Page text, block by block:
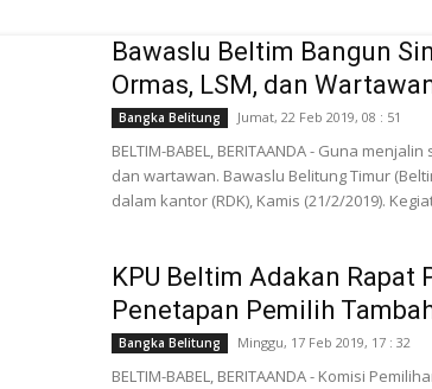
Bawaslu Beltim Bangun
Ormas, LSM, dan
Bangka Belitung Jumat, 22 Feb 2019, 08 : 51
BELTIM-BABEL, BERITAANDA - Guna
dan wartawan. Bawaslu Belitung Timur
dalam kantor (RDK), Kamis (21/2/2019).
KPU Beltim Adakan Rapat
Penetapan Pemilih
Bangka Belitung Minggu, 17 Feb 2019, 17 : 32
BELTIM-BABEL, BERITAANDA - Komisi